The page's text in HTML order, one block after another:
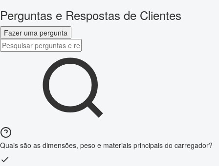
Perguntas e Respostas de Clientes
Fazer uma pergunta
Quais são as dimensões, peso e materiais principais do carregador?